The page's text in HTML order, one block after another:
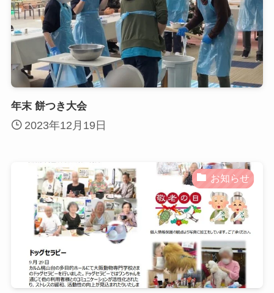
年末 餅つき大会
2023年12月19日
お知らせ